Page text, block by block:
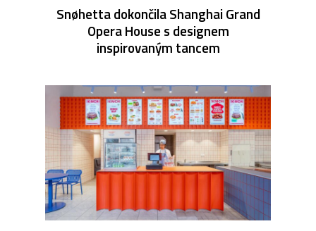
Snøhetta dokončila Shanghai Grand
Opera House s designem
inspirovaným tancem